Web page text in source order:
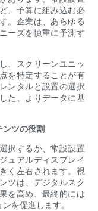
、予算に組み込む必
。企業は、あらゆる
ーズを慎重に予測す
、スクリーンユニッ
を特定することが有
ンタルと設置の選択
た、よりデータに基
ンツの役割
択するか、常設設置
ュアルディスプレイ
く左右されます。視
ツは、デジタルスク
を高め、最終的には
を促進します。